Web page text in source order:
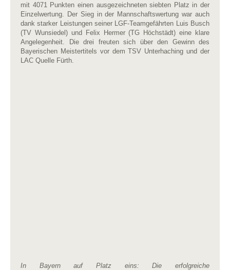
mit 4071 Punkten einen ausgezeichneten siebten Platz in der
Einzelwertung. Der Sieg in der Mannschaftswertung war auch
dank starker Leistungen seiner LGF-Teamgefährten Luis Busch
(TV Wunsiedel) und Felix Hermer (TG Höchstädt) eine klare
Angelegenheit. Die drei freuten sich über den Gewinn des
Bayerischen Meistertitels vor dem TSV Unterhaching und der
LAC Quelle Fürth.
In Bayern auf Platz eins: Die erfolgreiche